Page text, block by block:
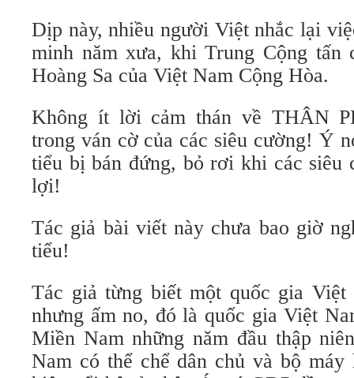
Dịp này, nhiều người Việt nhắc lại
minh năm xưa, khi Trung Cộng tấn
Hoàng Sa của Việt Nam Cộng Hòa.
Không ít lời cảm thán về THÂN
trong ván cờ của các siêu cường! Ý
tiểu bị bán đứng, bỏ rơi khi các siêu
lợi!
Tác giả bài viết này chưa bao giờ
tiểu!
Tác giả từng biết một quốc gia Việt
nhưng ấm no, đó là quốc gia Việt
Miền Nam những năm đầu thập
Nam có thể chể dân chủ và bộ máy